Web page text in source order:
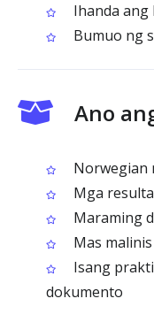
Ihanda
Bumuo ng
Ano
Norwegian
Mga
Maraming
Mas
Isang
dokumento